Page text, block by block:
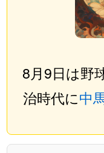
8月9日は野
治時代に中